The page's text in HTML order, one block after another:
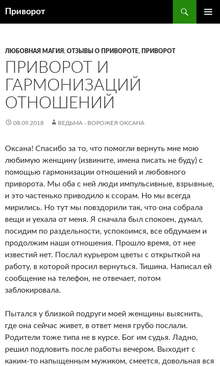
Приворот
ЛЮБОВНАЯ МАГИЯ, ОТЗЫВЫ О ПРИВОРОТЕ, ПРИВОРОТ
ПРИВОРОТ И
ГАРМОНИЗАЦИЙ
ОТНОШЕНИЙ
08.09.2018 ВЕДЬМА - ВОРОЖЕЯ ОКСАНА
Оксана! Спасибо за то, что помогли вернуть мне мою
любимую женщину (извините, имена писать не буду) с
помощью гармонизации отношений и любовного
приворота. Мы оба с ней люди импульсивные, взрывные,
и это частенько приводило к ссорам. Но мы всегда
мирились. Но тут мы повздорили так, что она собрала
вещи и уехала от меня. Я сначала был спокоен, думал,
посидим по раздельности, успокоимся, все обдумаем и
продолжим наши отношения. Прошло время, от нее
известий нет. Послал курьером цветы с открыткой на
работу, в которой просил вернуться. Тишина. Написал ей
сообщение на телефон, не отвечает, потом
заблокировала.
Пытался у близкой подруги моей женщины выяснить,
где она сейчас живет, в ответ меня грубо послали.
Родители тоже типа не в курсе. Бог им судья. Ладно,
решил подловить после работы вечером. Выходит с
каким-то напыщенным мужиком, смеется, довольная вся